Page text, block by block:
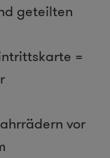
geteilten
=
vor